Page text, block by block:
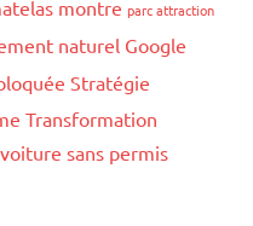
montre parc attraction
naturel Google
Stratégie
Transformation
voiture sans permis